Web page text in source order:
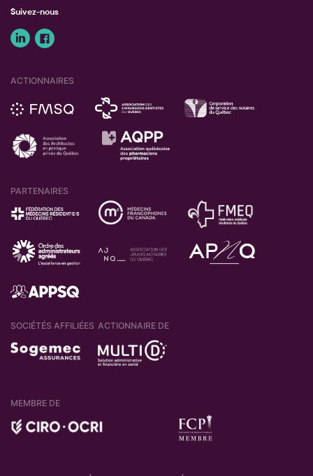
Suivez-nous
ACTIONNAIRES
PARTENAIRES
SOCIÉTÉS AFFILIÉES ACTIONNAIRE DE
MEMBRE DE